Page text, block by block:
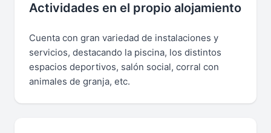
Actividades en el propio alojamiento
Cuenta con gran variedad de instalaciones y
servicios, destacando la piscina, los distintos
espacios deportivos, salón social, corral con
animales de granja, etc.